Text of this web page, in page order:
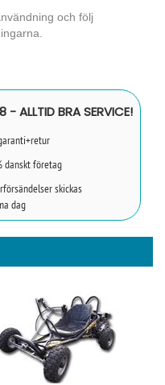
och följ
- ALLTID BRA SERVICE!
danskt företag
skickas
dag